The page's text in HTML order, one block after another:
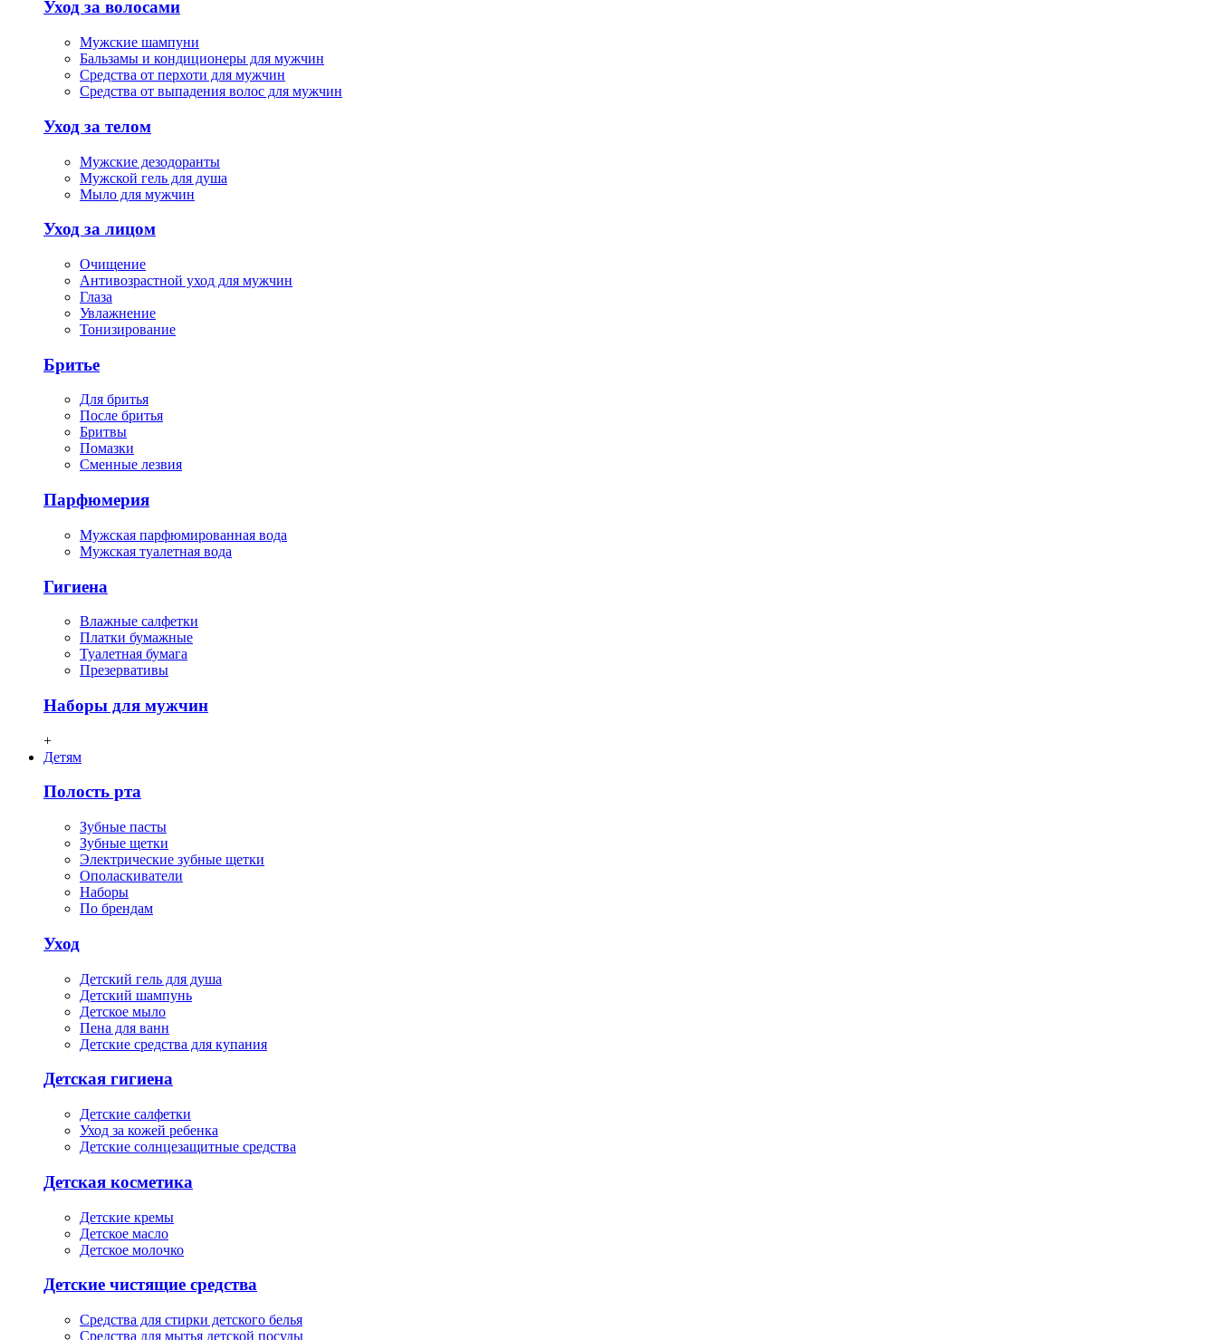
Уход за волосами
Мужские шампуни
Бальзамы и кондиционеры для мужчин
Средства от перхоти для мужчин
Средства от выпадения волос для мужчин
Уход за телом
Мужские дезодоранты
Мужской гель для душа
Мыло для мужчин
Уход за лицом
Очищение
Антивозрастной уход для мужчин
Глаза
Увлажнение
Тонизирование
Бритье
Для бритья
После бритья
Бритвы
Помазки
Сменные лезвия
Парфюмерия
Мужская парфюмированная вода
Мужская туалетная вода
Гигиена
Влажные салфетки
Платки бумажные
Туалетная бумага
Презервативы
Наборы для мужчин
+
Детям
Полость рта
Зубные пасты
Зубные щетки
Электрические зубные щетки
Ополаскиватели
Наборы
По брендам
Уход
Детский гель для душа
Детский шампунь
Детское мыло
Пена для ванн
Детские средства для купания
Детская гигиена
Детские салфетки
Уход за кожей ребенка
Детские солнцезащитные средства
Детская косметика
Детские кремы
Детское масло
Детское молочко
Детские чистящие средства
Средства для стирки детского белья
Средства для мытья детской посуды